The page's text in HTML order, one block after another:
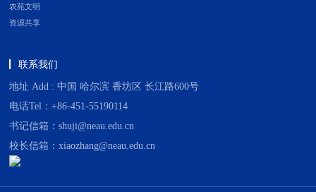
农苑文明
资源共享
联系我们
地址 Add : 中国 哈尔滨 香坊区 长江路600号
电话Tel：+86-451-55190114
书记信箱：shuji@neau.edu.cn
校长信箱：xiaozhang@neau.edu.cn